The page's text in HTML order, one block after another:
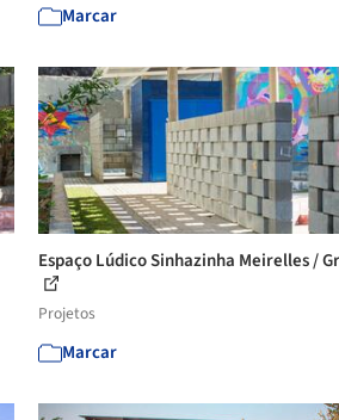
Marcar
Espaço Lúdico Sinhazinha Meirelles /
Projetos
Marcar